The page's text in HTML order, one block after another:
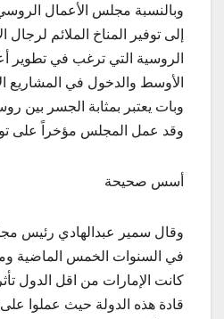
وبالنسبة مجلس الأعمال
إلى توفير المناخ الملائم
الروسية التي ترغب في تطوير
الأوسط والدخول في المشاريع
وبات يعتبر بمثابة الجسر بين
وقد عمل المجلس مؤخراً على
أسس صحيحة
وقال سمير عبدالهادي رئيس
في السنوات الخمس الماضية ومع
كانت الإمارات من اقل الدول
قادة هذه الدولة حيث عملوا على